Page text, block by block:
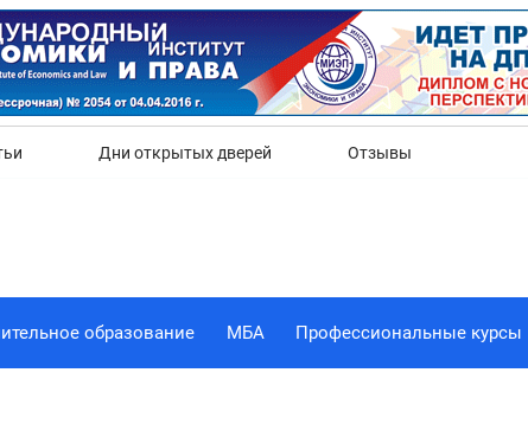
Дни открытых дверей Отзывы
образование МБА Профессиональные курсы
Нет